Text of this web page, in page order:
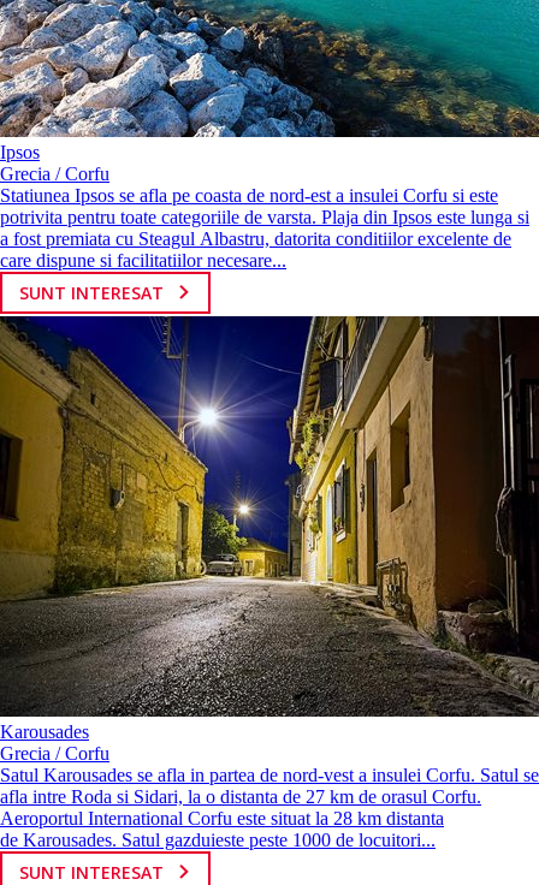
Ipsos
Grecia / Corfu
Statiunea Ipsos se afla pe coasta de nord-est a insulei Corfu si este
potrivita pentru toate categoriile de varsta. Plaja din Ipsos este lunga si
a fost premiata cu Steagul Albastru, datorita conditiilor excelente de
care dispune si facilitatiilor necesare...
SUNT INTERESAT
Karousades
Grecia / Corfu
Satul Karousades se afla in partea de nord-vest a insulei Corfu. Satul se
afla intre Roda si Sidari, la o distanta de 27 km de orasul Corfu.
Aeroportul International Corfu este situat la 28 km distanta
de Karousades. Satul gazduieste peste 1000 de locuitori...
SUNT INTERESAT